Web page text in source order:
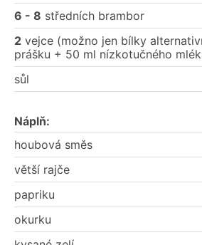
6 - 8 středních brambor
2 vejce (možno jen bílky
prášku + 50 ml nízkotučného
sůl
Náplň:
houbová směs
větší rajče
papriku
okurku